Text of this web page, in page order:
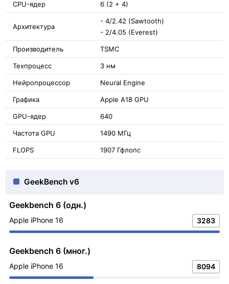
CPU-ядер 6 (2 + 4)
Архитектура
- 4/2.42 (Sawtooth)
- 2/4.05 (Everest)
Производитель TSMC
Техпроцесс 3 нм
Нейропроцессор Neural Engine
Графика Apple A18 GPU
GPU-ядер 640
Частота GPU 1490 МГц
FLOPS 1907 Гфлопс
GeekBench v6
Geekbench 6 (одн.)
Apple iPhone 16 3283
Geekbench 6 (мног.)
Apple iPhone 16 8094